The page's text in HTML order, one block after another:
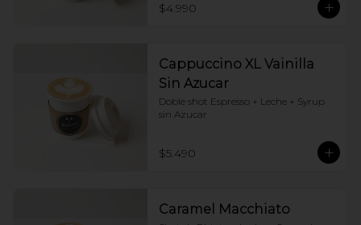
$4.990
Cappuccino XL Vainilla
Sin Azucar
Doble shot Espresso + Leche + Syrup
sin Azucar
$5.490
Caramel Macchiato